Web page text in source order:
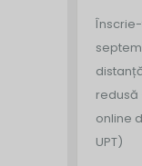
redusă
online
UPT)